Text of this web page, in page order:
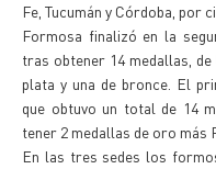
Fe, Tucumán y Córdoba, por
Formosa finalizó en la
tras obtener 14 medallas,
plata y una de bronce. El
que obtuvo un total de 14
tener 2 medallas de oro más
En las tres sedes los